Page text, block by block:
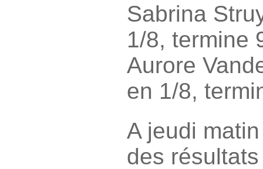
Sabrina
1/8, termine
Aurore
en 1/8,
A jeudi
des